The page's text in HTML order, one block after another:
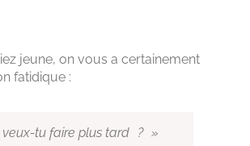
jeune, on vous a certainement
fatidique :
tu faire plus tard ? »